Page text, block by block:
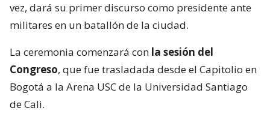
vez, dará su primer discurso como presidente ante
militares en un batallón de la ciudad.
La ceremonia comenzará con la sesión del
Congreso, que fue trasladada desde el Capitolio en
Bogotá a la Arena USC de la Universidad Santiago
de Cali.